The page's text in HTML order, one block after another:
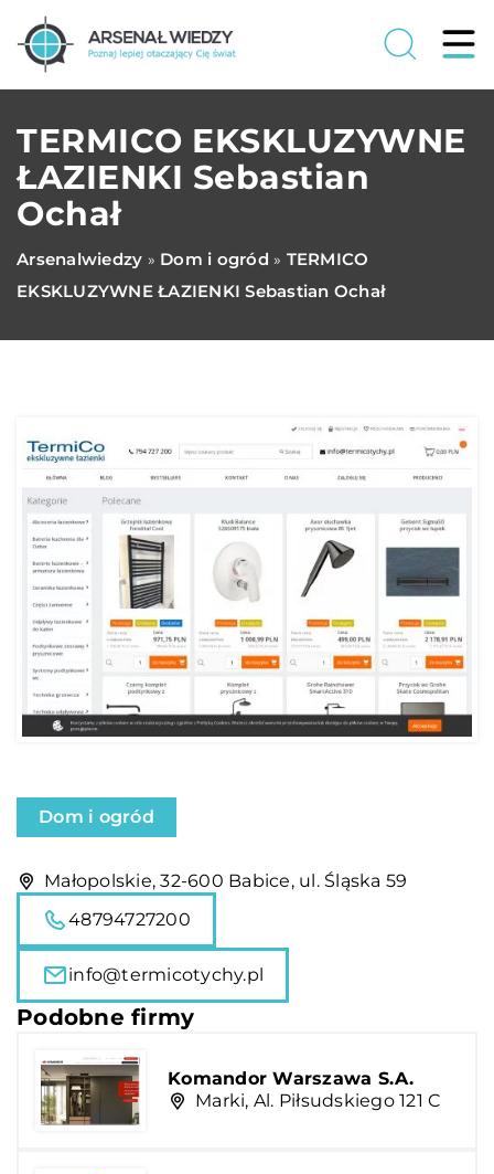
TERMICO EKSKLUZYWNE
ŁAZIENKI Sebastian
Ochał
Arsenalwiedzy » Dom i ogród » TERMICO
EKSKLUZYWNE ŁAZIENKI Sebastian Ochał
Dom i ogród
Małopolskie, 32-600 Babice, ul. Śląska 59
48794727200
info@termicotychy.pl
Podobne firmy
Komandor Warszawa S.A.
Marki, Al. Piłsudskiego 121 C